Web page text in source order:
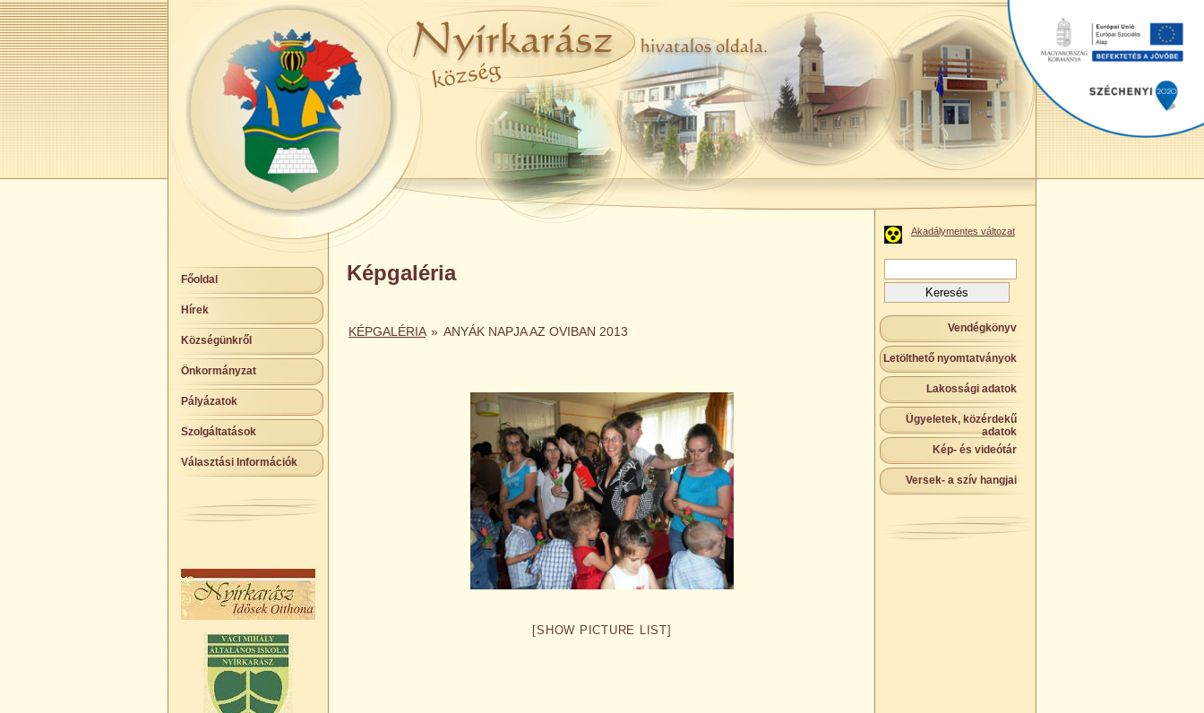
Főoldal
Hírek
Községünkről
Önkormányzat
Pályázatok
Szolgáltatások
Választási Információk
Képgaléria
KÉPGALÉRIA » ANYÁK NAPJA AZ OVIBAN 2013
[SHOW PICTURE LIST]
Akadálymentes változat
Vendégkönyv
Letölthető nyomtatványok
Lakossági adatok
Ügyeletek, közérdekű
adatok
Kép- és videótár
Versek- a szív hangjai